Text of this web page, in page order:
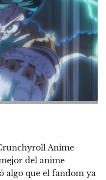
Anime
del anime
algo que el fandom ya